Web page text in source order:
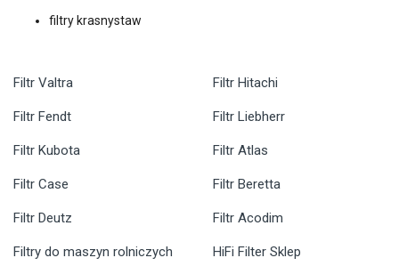
filtry krasnystaw
Filtr Valtra
Filtr Fendt
Filtr Kubota
Filtr Case
Filtr Deutz
Filtr Hitachi
Filtr Liebherr
Filtr Atlas
Filtr Beretta
Filtr Acodim
Filtry do maszyn rolniczych HiFi Filter Sklep